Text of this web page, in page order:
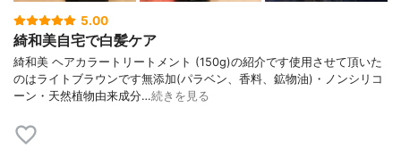
5.00
綺和美自宅で白髪ケア
綺和美 ヘアカラートリートメント (150g)の紹介です使用させて頂いた
のはライトブラウンです無添加(パラベン、香料、鉱物油)・ノンシリコ
ーン・天然植物由来成分…続きを見る